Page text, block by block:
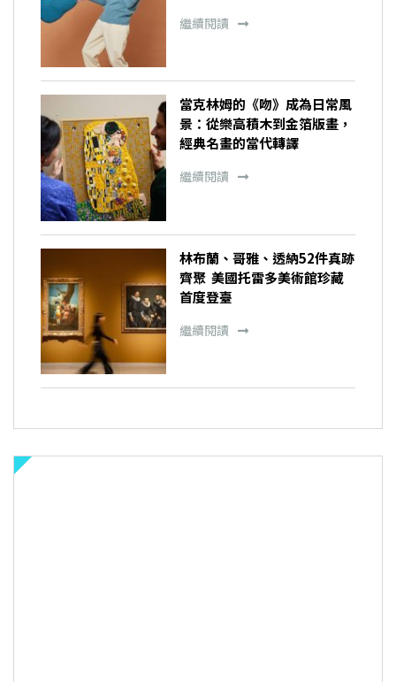
繼續閱讀
當克林姆的《吻》成為日常風
景：從樂高積木到金箔版畫，
經典名畫的當代轉譯
繼續閱讀
林布蘭、哥雅、透納52件真跡
齊聚 美國托雷多美術館珍藏
首度登臺
繼續閱讀